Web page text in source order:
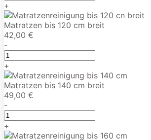
+
Matratzen bis 120 cm breit
42,00 €
-
+
Matratzen bis 140 cm breit
49,00 €
-
+